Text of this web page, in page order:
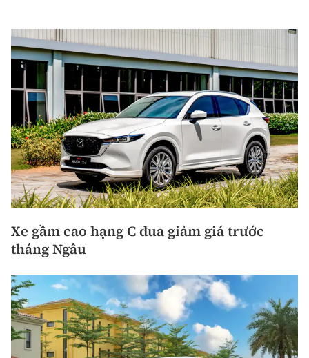
Xe gầm cao hạng C đua giảm giá trước
tháng Ngâu